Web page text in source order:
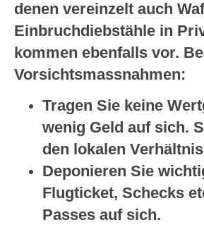
denen vereinzelt auch
Einbruchdiebstähle in
kommen ebenfalls vor.
Vorsichtsmassnahmen:
Tragen Sie keine
wenig Geld auf sich.
den lokalen
Deponieren Sie
Flugticket, Schecks
Passes auf sich.